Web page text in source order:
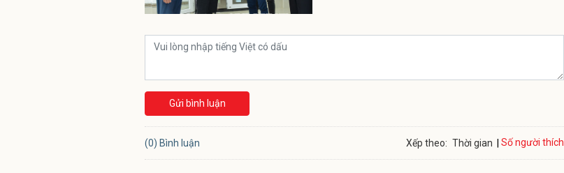
Gửi bình luận
(0) Bình luận Xếp theo: Thời gian Số người thích